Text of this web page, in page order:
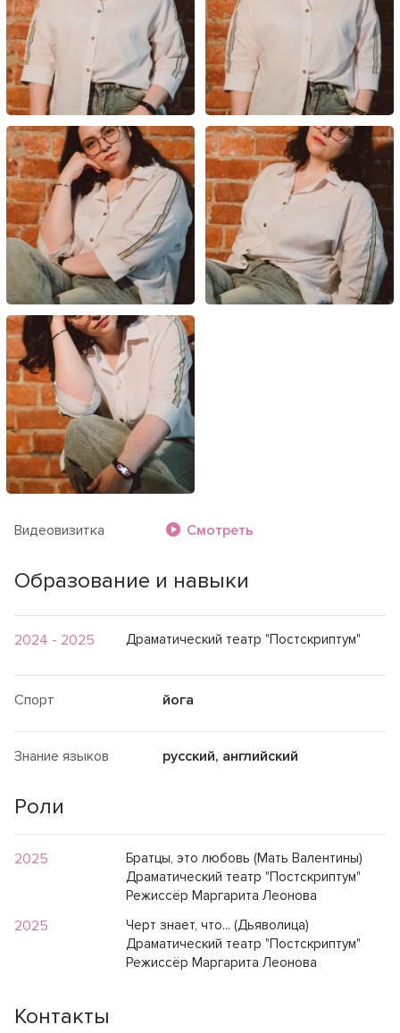
Видеовизитка Смотреть
Образование и навыки
2024 - 2025 Драматический театр "Постскриптум"
Спорт йога
Знание языков русский, английский
Роли
2025
Братцы, это любовь (Мать Валентины)
Драматический театр "Постскриптум"
Режиссёр Маргарита Леонова
2025
Черт знает, что... (Дьяволица)
Драматический театр "Постскриптум"
Режиссёр Маргарита Леонова
Контакты